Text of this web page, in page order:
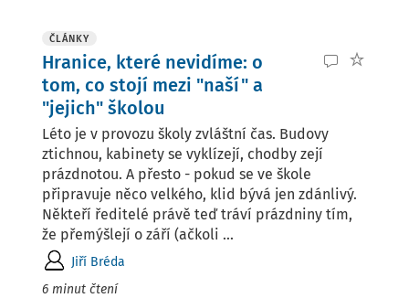
ČLÁNKY
Hranice, které nevidíme: o
tom, co stojí mezi "naší" a
"jejich" školou
Léto je v provozu školy zvláštní čas. Budovy
ztichnou, kabinety se vyklízejí, chodby zejí
prázdnotou. A přesto - pokud se ve škole
připravuje něco velkého, klid bývá jen zdánlivý.
Někteří ředitelé právě teď tráví prázdniny tím,
že přemýšlejí o září (ačkoli ...
Jiří Bréda
6 minut čtení